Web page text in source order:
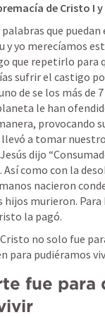
de Cristo I y
que
y yo merecíamos
que repetirlo para
sufrir el castigo
de se los más de
le han
provocando
a tomar
dijo
como con la
nacieron
hijos murieron. Para
la pagó.
no solo fue
para pudiéramos
fue para